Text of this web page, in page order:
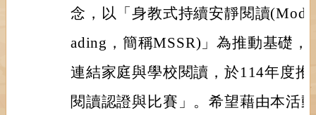
念，以「身教式持續安靜閱讀
ading，簡稱MSSR)」為推動基礎
連結家庭與學校閱讀，於114年度
閱讀認證與比賽」。希望藉由本活